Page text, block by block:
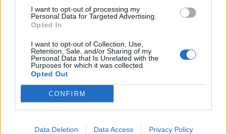
I want to opt-out of processing my
Personal Data for Targeted Advertising.
Opted In
I want to opt-out of Collection, Use,
Retention, Sale, and/or Sharing of my
Personal Data that Is Unrelated with the
Purposes for which it was collected.
Opted Out
CONFIRM
Data Deletion Data Access Privacy Policy
13.12.2016, 22:00
The Roots ja Nintendon
pelisuunnittelija yhdistivät
voimansa – upea tulos!